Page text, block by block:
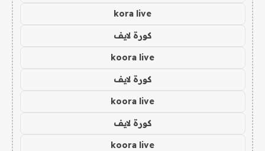
kora live
كورة لايف
koora live
كورة لايف
koora live
كورة لايف
koora live